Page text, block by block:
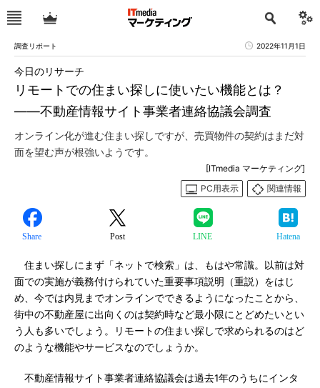
調査リポート 2022年11月1日
リモートでの住まい探しに使いたい機能とは？
――不動産情報サイト事業者連絡協議会調査
今日のリサーチ
オンライン化が進む住まい探しですが、売買物件の契約はまだ対
面を望む声が根強いようです。
[ITmedia マーケティング]
PC用表示
関連情報
Share Post LINE Hatena
住まい探しにまず「ネットで検索」は、もはや常識。以前は対
面での実施が義務付けられていた重要事項説明（重説）をはじ
め、今では内見までオンラインでできるようになったことから、
街中の不動産屋に出向くのは契約時など最小限にとどめたいとい
う人も多いでしょう。リモートの住まい探しで求められるのはど
のような機能やサービスなのでしょうか。
不動産情報サイト事業者連絡協議会は過去1年のうちにインタ